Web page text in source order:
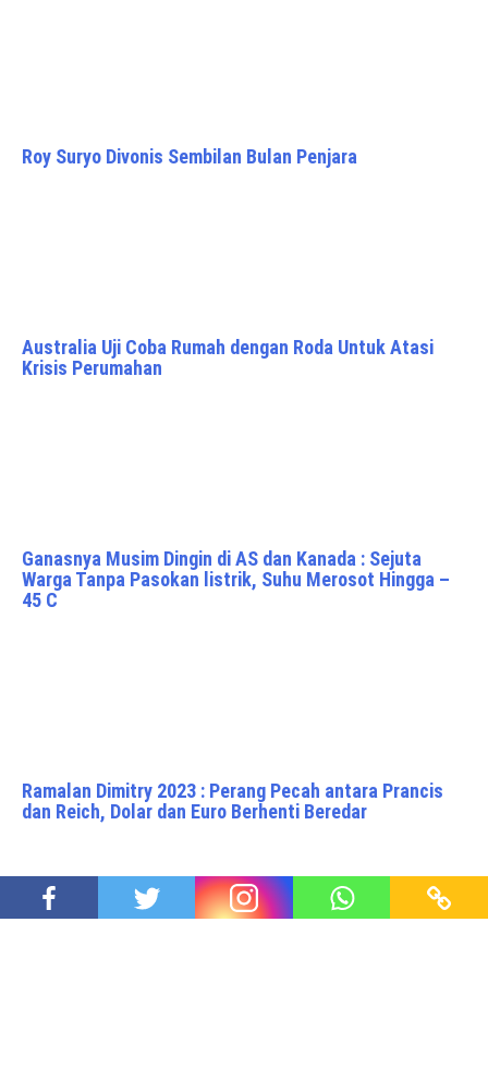
Roy Suryo Divonis Sembilan Bulan Penjara
Australia Uji Coba Rumah dengan Roda Untuk Atasi
Krisis Perumahan
Ganasnya Musim Dingin di AS dan Kanada : Sejuta
Warga Tanpa Pasokan listrik, Suhu Merosot Hingga –
45 C
Ramalan Dimitry 2023 : Perang Pecah antara Prancis
dan Reich, Dolar dan Euro Berhenti Beredar